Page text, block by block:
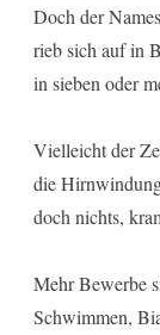
Doch der
rieb sich auf in
in sieben oder
Vielleicht der
die
doch nichts,
Mehr Bewerbe
Schwimmen,